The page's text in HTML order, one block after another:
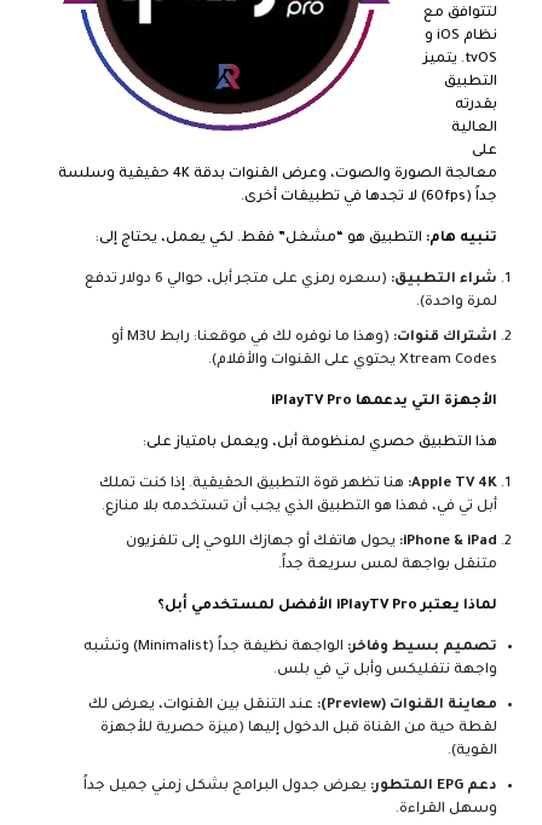
لتتوافق مع
نظام iOS و
tvOS. يتميز
التطبيق
بقدرته
العالية
على
معالجة الصورة والصوت، وعرض القنوات بدقة 4K حقيقية وسلسة
جداً (60fps) لا تجدها في تطبيقات أخرى.
تنبيه هام: التطبيق هو “مشغل” فقط. لكي يعمل، يحتاج إلى:
شراء التطبيق:
(سعره رمزي على متجر أبل، حوالي 6 دولار تدفع
لمرة واحدة).
اشتراك قنوات:
(وهذا ما نوفره لك في موقعنا: رابط M3U أو
Xtream Codes يحتوي على القنوات والأفلام).
الأجهزة التي يدعمها iPlayTV Pro
هذا التطبيق حصري لمنظومة أبل، ويعمل بامتياز على:
Apple TV 4K: هنا تظهر قوة التطبيق الحقيقية. إذا كنت تملك
أبل تي في، فهذا هو التطبيق الذي يجب أن تستخدمه بلا منازع.
iPhone & iPad:
يحول هاتفك أو جهازك اللوحي إلى تلفزيون
متنقل بواجهة لمس سريعة جداً.
لماذا يعتبر iPlayTV Pro الأفضل لمستخدمي أبل؟
تصميم بسيط وفاخر:
الواجهة نظيفة جداً (Minimalist) وتشبه
واجهة نتفليكس وأبل تي في بلس.
معاينة القنوات (Preview):
عند التنقل بين القنوات، يعرض لك
لقطة حية من القناة قبل الدخول إليها (ميزة حصرية للأجهزة
القوية).
دعم EPG المتطور:
يعرض جدول البرامج بشكل زمني جميل جداً
وسهل القراءة.